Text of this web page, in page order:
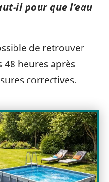
il pour que l’eau
de retrouver
48 heures après
correctives.